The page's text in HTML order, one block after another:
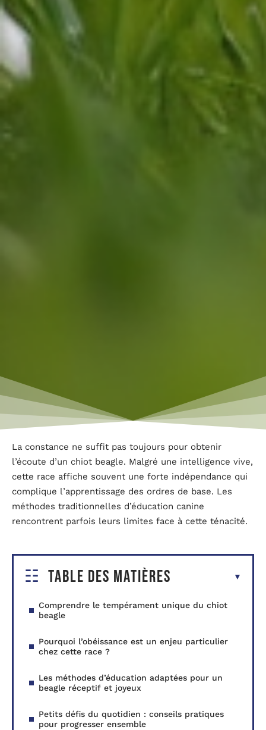
La constance ne suffit pas toujours pour obtenir
l’écoute d’un chiot beagle. Malgré une intelligence vive,
cette race affiche souvent une forte indépendance qui
complique l’apprentissage des ordres de base. Les
méthodes traditionnelles d’éducation canine
rencontrent parfois leurs limites face à cette ténacité.
Table des matières
Comprendre le tempérament unique du chiot
beagle
Pourquoi l’obéissance est un enjeu particulier
chez cette race ?
Les méthodes d’éducation adaptées pour un
beagle réceptif et joyeux
Petits défis du quotidien : conseils pratiques
pour progresser ensemble